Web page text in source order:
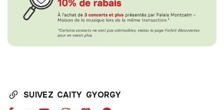
SUIVEZ CAITY GYORGY